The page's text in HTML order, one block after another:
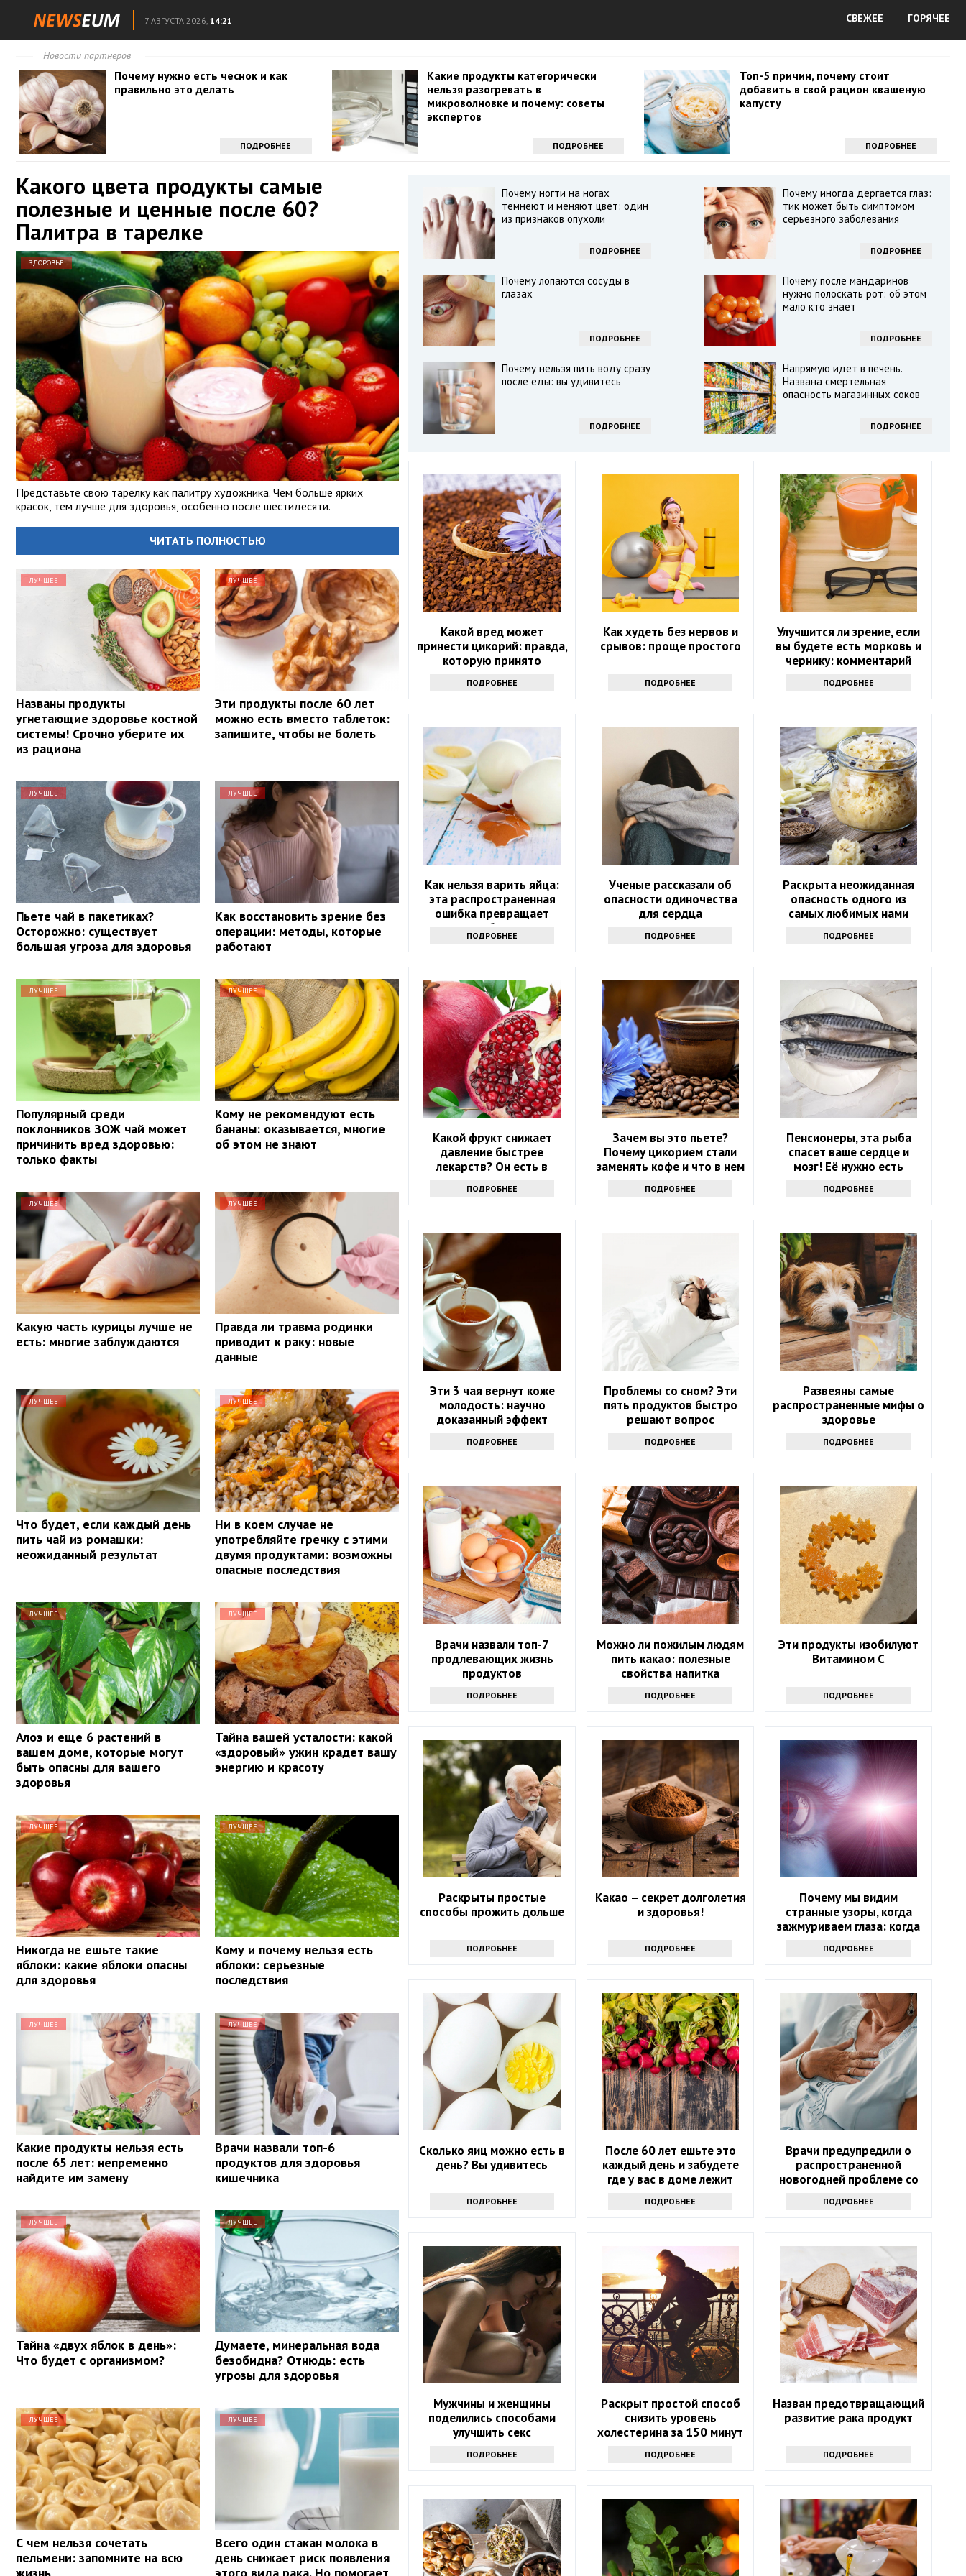
7 АВГУСТА 2026, 14:21 СВЕЖЕЕ ГОРЯЧЕЕ
Новости партнеров
Почему нужно есть чеснок и как
правильно это делать
ПОДРОБНЕЕ
Какие продукты категорически
нельзя разогревать в
микроволновке и почему: советы
экспертов
ПОДРОБНЕЕ
Топ-5 причин, почему стоит
добавить в свой рацион квашеную
капусту
ПОДРОБНЕЕ
Какого цвета продукты самые
полезные и ценные после 60?
Палитра в тарелке
ЗДОРОВЬЕ
Представьте свою тарелку как палитру художника. Чем больше ярких
красок, тем лучше для здоровья, особенно после шестидесяти.
ЧИТАТЬ ПОЛНОСТЬЮ
ЛУЧШЕЕ
Названы продукты
угнетающие здоровье костной
системы! Срочно уберите их
из рациона
ЛУЧШЕЕ
Эти продукты после 60 лет
можно есть вместо таблеток:
запишите, чтобы не болеть
ЛУЧШЕЕ
Пьете чай в пакетиках?
Осторожно: существует
большая угроза для здоровья
ЛУЧШЕЕ
Как восстановить зрение без
операции: методы, которые
работают
ЛУЧШЕЕ
Популярный среди
поклонников ЗОЖ чай может
причинить вред здоровью:
только факты
ЛУЧШЕЕ
Кому не рекомендуют есть
бананы: оказывается, многие
об этом не знают
ЛУЧШЕЕ
Какую часть курицы лучше не
есть: многие заблуждаются
ЛУЧШЕЕ
Правда ли травма родинки
приводит к раку: новые
данные
ЛУЧШЕЕ
Что будет, если каждый день
пить чай из ромашки:
неожиданный результат
ЛУЧШЕЕ
Ни в коем случае не
употребляйте гречку с этими
двумя продуктами: возможны
опасные последствия
ЛУЧШЕЕ
Алоэ и еще 6 растений в
вашем доме, которые могут
быть опасны для вашего
здоровья
ЛУЧШЕЕ
Тайна вашей усталости: какой
«здоровый» ужин крадет вашу
энергию и красоту
ЛУЧШЕЕ
Никогда не ешьте такие
яблоки: какие яблоки опасны
для здоровья
ЛУЧШЕЕ
Кому и почему нельзя есть
яблоки: серьезные
последствия
ЛУЧШЕЕ
Какие продукты нельзя есть
после 65 лет: непременно
найдите им замену
ЛУЧШЕЕ
Врачи назвали топ-6
продуктов для здоровья
кишечника
ЛУЧШЕЕ
Тайна «двух яблок в день»:
Что будет с организмом?
ЛУЧШЕЕ
Думаете, минеральная вода
безобидна? Отнюдь: есть
угрозы для здоровья
ЛУЧШЕЕ
С чем нельзя сочетать
пельмени: запомните на всю
жизнь
ЛУЧШЕЕ
Всего один стакан молока в
день снижает риск появления
этого вида рака. Но помогает
Почему ногти на ногах
темнеют и меняют цвет: один
из признаков опухоли
ПОДРОБНЕЕ
Почему иногда дергается глаз:
тик может быть симптомом
серьезного заболевания
ПОДРОБНЕЕ
Почему лопаются сосуды в
глазах
ПОДРОБНЕЕ
Почему после мандаринов
нужно полоскать рот: об этом
мало кто знает
ПОДРОБНЕЕ
Почему нельзя пить воду сразу
после еды: вы удивитесь
ПОДРОБНЕЕ
Напрямую идет в печень.
Названа смертельная
опасность магазинных соков
ПОДРОБНЕЕ
Какой вред может
принести цикорий: правда,
которую принято
ПОДРОБНЕЕ
Как худеть без нервов и
срывов: проще простого
ПОДРОБНЕЕ
Улучшится ли зрение, если
вы будете есть морковь и
чернику: комментарий
ПОДРОБНЕЕ
Как нельзя варить яйца:
эта распространенная
ошибка превращает
полезное блюдо в яд
ПОДРОБНЕЕ
Ученые рассказали об
опасности одиночества
для сердца
ПОДРОБНЕЕ
Раскрыта неожиданная
опасность одного из
самых любимых нами
ПОДРОБНЕЕ
Какой фрукт снижает
давление быстрее
лекарств? Он есть в
ПОДРОБНЕЕ
Зачем вы это пьете?
Почему цикорием стали
заменять кофе и что в нем
ПОДРОБНЕЕ
Пенсионеры, эта рыба
спасет ваше сердце и
мозг! Её нужно есть
ПОДРОБНЕЕ
Эти 3 чая вернут коже
молодость: научно
доказанный эффект
ПОДРОБНЕЕ
Проблемы со сном? Эти
пять продуктов быстро
решают вопрос
ПОДРОБНЕЕ
Развеяны самые
распространенные мифы о
здоровье
ПОДРОБНЕЕ
Врачи назвали топ-7
продлевающих жизнь
продуктов
ПОДРОБНЕЕ
Можно ли пожилым людям
пить какао: полезные
свойства напитка
ПОДРОБНЕЕ
Эти продукты изобилуют
Витамином С
ПОДРОБНЕЕ
Раскрыты простые
способы прожить дольше
ПОДРОБНЕЕ
Какао – секрет долголетия
и здоровья!
ПОДРОБНЕЕ
Почему мы видим
странные узоры, когда
зажмуриваем глаза: когда
стоит обратиться к врачу
ПОДРОБНЕЕ
Сколько яиц можно есть в
день? Вы удивитесь
ПОДРОБНЕЕ
После 60 лет ешьте это
каждый день и забудете
где у вас в доме лежит
ПОДРОБНЕЕ
Врачи предупредили о
распространенной
новогодней проблеме со
ПОДРОБНЕЕ
Мужчины и женщины
поделились способами
улучшить секс
ПОДРОБНЕЕ
Раскрыт простой способ
снизить уровень
холестерина за 150 минут
ПОДРОБНЕЕ
Назван предотвращающий
развитие рака продукт
ПОДРОБНЕЕ